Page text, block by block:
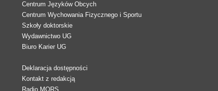
Centrum Języków Obcych
Centrum Wychowania Fizycznego i Sportu
Szkoły doktorskie
Wydawnictwo UG
Biuro Karier UG
Deklaracja dostępności
Kontakt z redakcją
Radio MORS